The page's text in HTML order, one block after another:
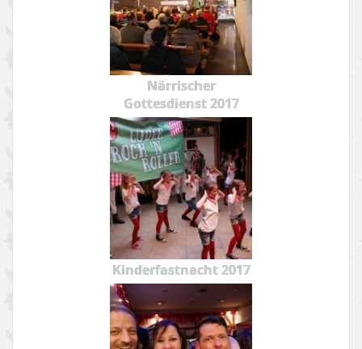
Närrischer
Gottesdienst 2017
Kinderfastnacht 2017